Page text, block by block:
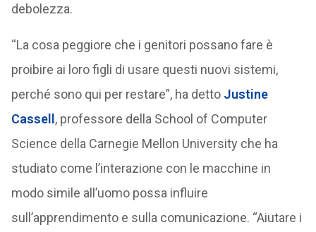
debolezza.
“La cosa peggiore che i genitori possano fare è
proibire ai loro figli di usare questi nuovi sistemi,
perché sono qui per restare”, ha detto Justine
Cassell, professore della School of Computer
Science della Carnegie Mellon University che ha
studiato come l’interazione con le macchine in
modo simile all’uomo possa influire
sull’apprendimento e sulla comunicazione. “Aiutare i